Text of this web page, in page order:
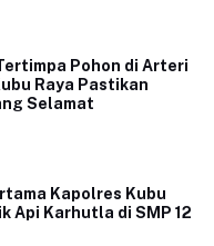
Pohon di Arteri
Raya Pastikan
Selamat
Kapolres Kubu
Api Karhutla di SMP 12